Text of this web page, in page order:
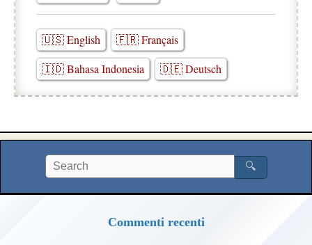
🇺🇸 English
🇫🇷 Français
🇮🇩 Bahasa Indonesia
🇩🇪 Deutsch
🔍
Commenti recenti